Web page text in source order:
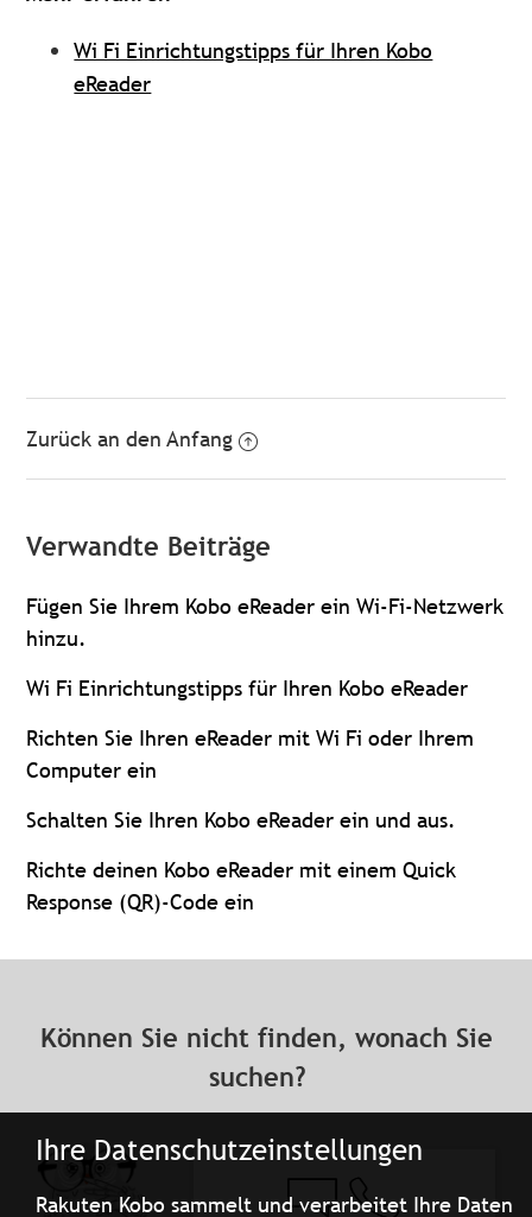
Ihre Datenschutzeinstellungen
Rakuten Kobo sammelt und verarbeitet Ihre Daten
Wi Fi Einrichtungstipps für Ihren Kobo
eReader
Zurück an den Anfang
Verwandte Beiträge
Fügen Sie Ihrem Kobo eReader ein Wi-Fi-Netzwerk
hinzu.
Wi Fi Einrichtungstipps für Ihren Kobo eReader
Richten Sie Ihren eReader mit Wi Fi oder Ihrem
Computer ein
Schalten Sie Ihren Kobo eReader ein und aus.
Richte deinen Kobo eReader mit einem Quick
Response (QR)-Code ein
Können Sie nicht finden, wonach Sie
suchen?